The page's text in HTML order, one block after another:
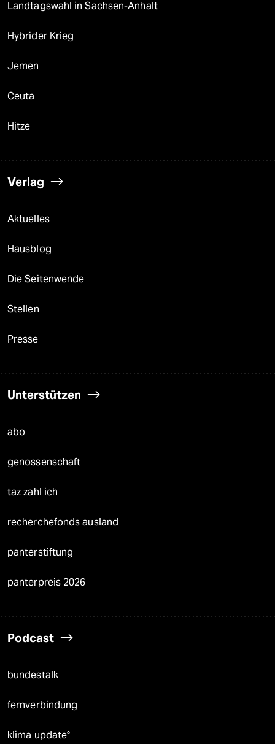
Landtagswahl in Sachsen-Anhalt
Hybrider Krieg
Jemen
Ceuta
Hitze
Verlag
Aktuelles
Hausblog
Die Seitenwende
Stellen
Presse
Unterstützen
abo
genossenschaft
taz zahl ich
recherchefonds ausland
panterstiftung
panterpreis 2026
Podcast
bundestalk
fernverbindung
klima update°